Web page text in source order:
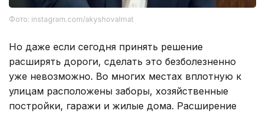
Фото: instagram.com/akyshovalmat
Но даже если сегодня принять решение
расширять дороги, сделать это безболезненно
уже невозможно. Во многих местах вплотную к
улицам расположены заборы, хозяйственные
постройки, гаражи и жилые дома. Расширение